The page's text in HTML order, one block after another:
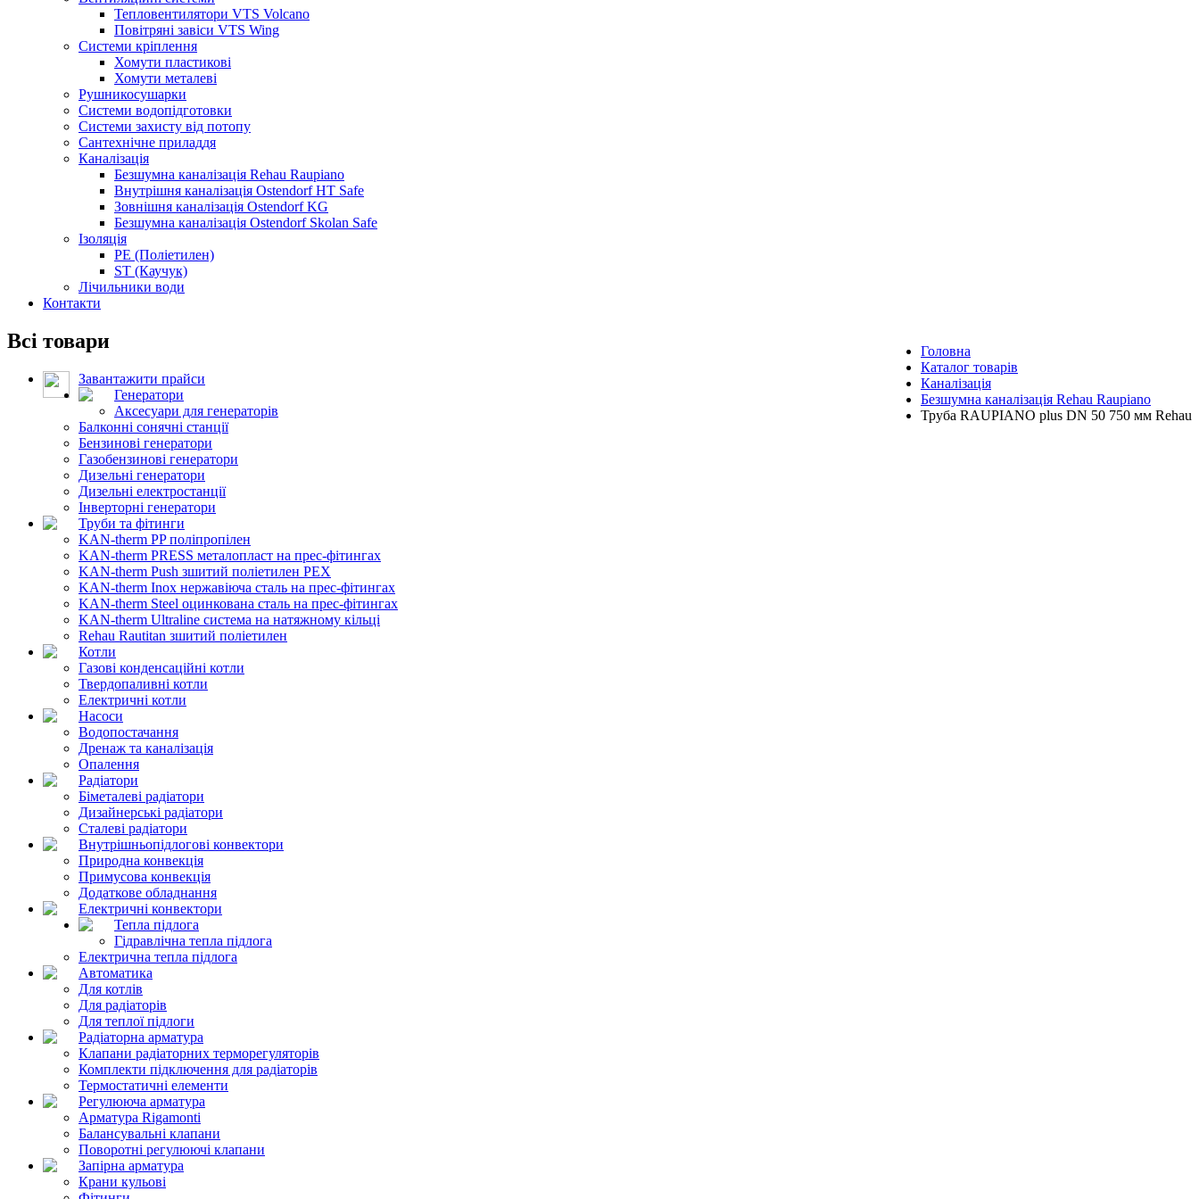
Тепловентилятори VTS Volcano
Повітряні завіси VTS Wing
Системи кріплення
Хомути пластикові
Хомути металеві
Рушникосушарки
Системи водопідготовки
Системи захисту від потопу
Сантехнічне приладдя
Каналізація
Безшумна каналізація Rehau Raupiano
Внутрішня каналізація Ostendorf HT Safe
Зовнішня каналізація Ostendorf KG
Безшумна каналізація Ostendorf Skolan Safe
Ізоляція
PE (Поліетилен)
ST (Каучук)
Лічильники води
Контакти
Головна
Каталог товарів
Каналізація
Безшумна каналізація Rehau Raupiano
Труба RAUPIANO plus DN 50 750 мм Rehau
Всі товари
Завантажити прайси
Генератори
Аксесуари для генераторів
Балконні сонячні станції
Бензинові генератори
Газобензинові генератори
Дизельні генератори
Дизельні електростанції
Інверторні генератори
Труби та фітинги
KAN-therm PP поліпропілен
KAN-therm PRESS металопласт на прес-фітингах
KAN-therm Push зшитий поліетилен PEX
KAN-therm Inox нержавіюча сталь на прес-фітингах
KAN-therm Steel оцинкована сталь на прес-фітингах
KAN-therm Ultraline система на натяжному кільці
Rehau Rautitan зшитий поліетилен
Котли
Газові конденсаційні котли
Твердопаливні котли
Електричні котли
Насоси
Водопостачання
Дренаж та каналізація
Опалення
Радіатори
Біметалеві радіатори
Дизайнерські радіатори
Сталеві радіатори
Внутрішньопідлогові конвектори
Природна конвекція
Примусова конвекція
Додаткове обладнання
Електричні конвектори
Тепла підлога
Гідравлічна тепла підлога
Електрична тепла підлога
Автоматика
Для котлів
Для радіаторів
Для теплої підлоги
Радіаторна арматура
Клапани радіаторних терморегуляторів
Комплекти підключення для радіаторів
Термостатичні елементи
Регулююча арматура
Арматура Rigamonti
Балансувальні клапани
Поворотні регулюючі клапани
Запірна арматура
Крани кульові